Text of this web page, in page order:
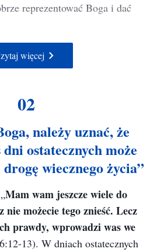
reprezentować Boga i dać
Słowo, t. 1, Pojawienie się Boga i Jego
się Boga w ciele; Bóg
stworzonej ludzkości, przyjmując
mógł się wcielić, musi
– ciałem obdarzonym
jest to najbardziej
zasadzie implikacją wcielenia
i działa w postaci cielesnej, że
staje się ciałem, staje się
więcej
02
należy uznać, że
ostatecznych może
wiecznego życia”
Mam wam jeszcze wiele do
nie możecie tego znieść. Lecz
prawdy, wprowadzi was we
13). W dniach ostatecznych